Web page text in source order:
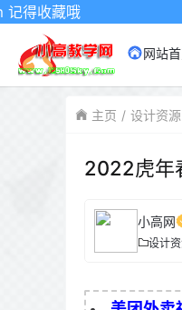
哦
网站
主页 设计资源
2022虎年
小高网
设计